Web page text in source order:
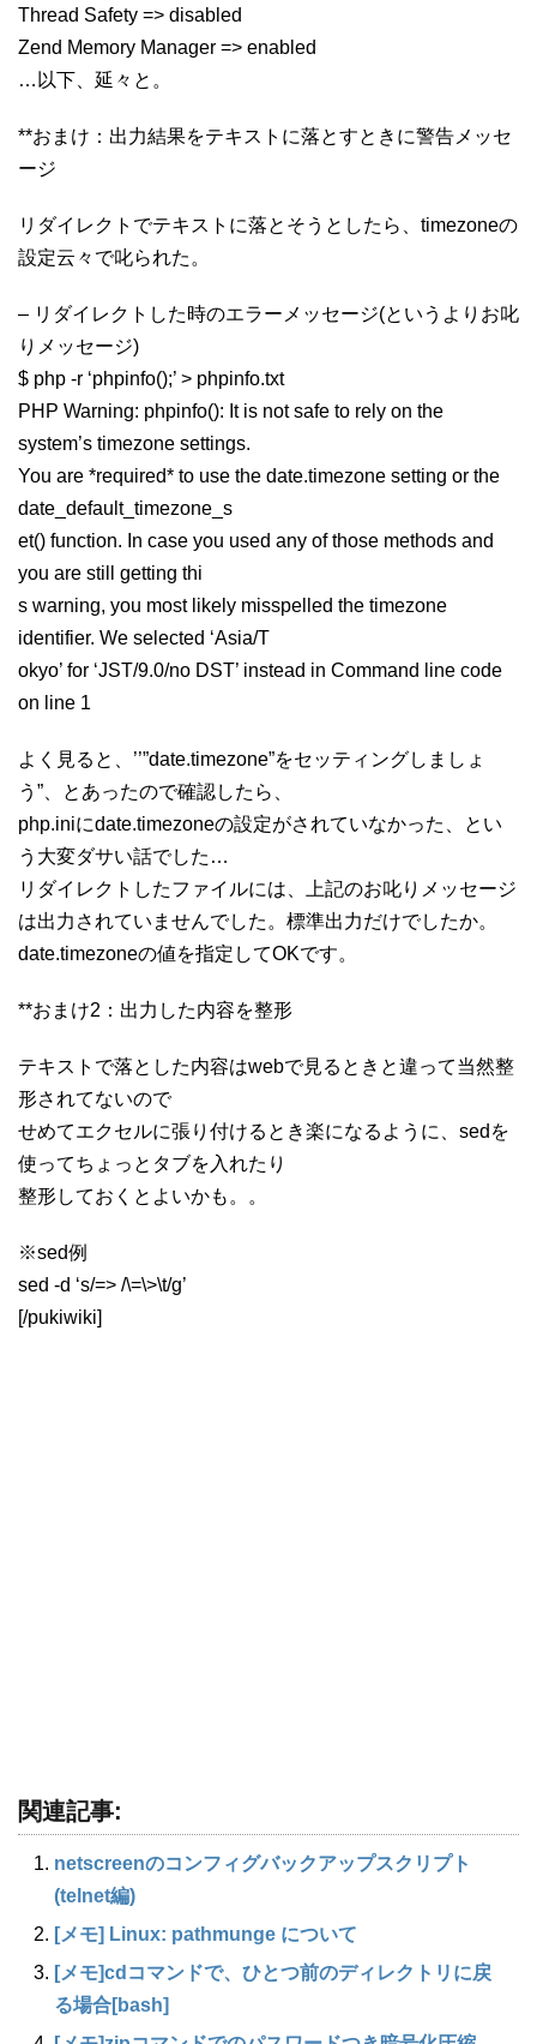
Thread Safety => disabled
Zend Memory Manager => enabled
…以下、延々と。
**おまけ：出力結果をテキストに落とすときに警告メッセ
ージ
リダイレクトでテキストに落とそうとしたら、timezoneの
設定云々で叱られた。
– リダイレクトした時のエラーメッセージ(というよりお叱
りメッセージ)
$ php -r ‘phpinfo();’ > phpinfo.txt
PHP Warning: phpinfo(): It is not safe to rely on the
system’s timezone settings.
You are *required* to use the date.timezone setting or the
date_default_timezone_s
et() function. In case you used any of those methods and
you are still getting thi
s warning, you most likely misspelled the timezone
identifier. We selected ‘Asia/T
okyo’ for ‘JST/9.0/no DST’ instead in Command line code
on line 1
よく見ると、’’”date.timezone”をセッティングしましょ
う”、とあったので確認したら、
php.iniにdate.timezoneの設定がされていなかった、とい
う大変ダサい話でした…
リダイレクトしたファイルには、上記のお叱りメッセージ
は出力されていませんでした。標準出力だけでしたか。
date.timezoneの値を指定してOKです。
**おまけ2：出力した内容を整形
テキストで落とした内容はwebで見るときと違って当然整
形されてないので
せめてエクセルに張り付けるとき楽になるように、sedを
使ってちょっとタブを入れたり
整形しておくとよいかも。。
※sed例
sed -d ‘s/=> /\=\>\t/g’
[/pukiwiki]
関連記事:
netscreenのコンフィグバックアップスクリプト
(telnet編)
[メモ] Linux: pathmunge について
[メモ]cdコマンドで、ひとつ前のディレクトリに戻
る場合[bash]